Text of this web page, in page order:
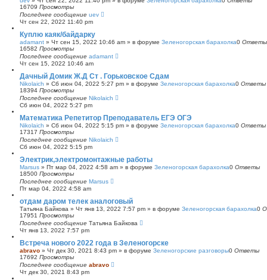
16709 Просмотры
Последнее сообщение uev
Чт сен 22, 2022 11:40 pm
Куплю каяк/байдарку
adamant » Чт сен 15, 2022 10:46 am » в форуме Зеленогорская барахолка0 Ответы
16582 Просмотры
Последнее сообщение adamant
Чт сен 15, 2022 10:46 am
Дачный Домик Ж.Д Ст . Горьковское Сдам
Nikolaich » Сб июн 04, 2022 5:27 pm » в форуме Зеленогорская барахолка0 Ответы
18394 Просмотры
Последнее сообщение Nikolaich
Сб июн 04, 2022 5:27 pm
Математика Репетитор Преподаватель ЕГЭ ОГЭ
Nikolaich » Сб июн 04, 2022 5:15 pm » в форуме Зеленогорская барахолка0 Ответы
17317 Просмотры
Последнее сообщение Nikolaich
Сб июн 04, 2022 5:15 pm
Электрик,электромонтажные работы
Marsus » Пт мар 04, 2022 4:58 am » в форуме Зеленогорская барахолка0 Ответы
18500 Просмотры
Последнее сообщение Marsus
Пт мар 04, 2022 4:58 am
отдам даром телек аналоговый
Татьяна Байкова » Чт янв 13, 2022 7:57 pm » в форуме Зеленогорская барахолка0
17951 Просмотры
Последнее сообщение Татьяна Байкова
Чт янв 13, 2022 7:57 pm
Встреча нового 2022 года в Зеленогорске
abravo » Чт дек 30, 2021 8:43 pm » в форуме Зеленогорские разговоры0 Ответы
17692 Просмотры
Последнее сообщение abravo
Чт дек 30, 2021 8:43 pm